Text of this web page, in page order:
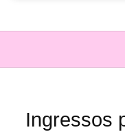
Ingressos